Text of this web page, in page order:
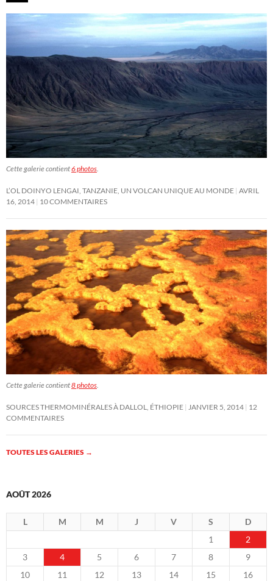
Cette galerie contient6 photos.
L’OL DOINYO LENGAI, TANZANIE, UN VOLCAN UNIQUE AU MONDE AVRIL
16, 2014 10 COMMENTAIRES
Cette galerie contient8 photos.
SOURCES THERMOMINÉRALES À DALLOL, ÉTHIOPIE JANVIER 5, 2014 12
COMMENTAIRES
TOUTES LES GALERIES →
AOÛT 2026
L M M J V S
D
1
2
3
4 5 6 7 8
9
10
11 12 13 14 15
16